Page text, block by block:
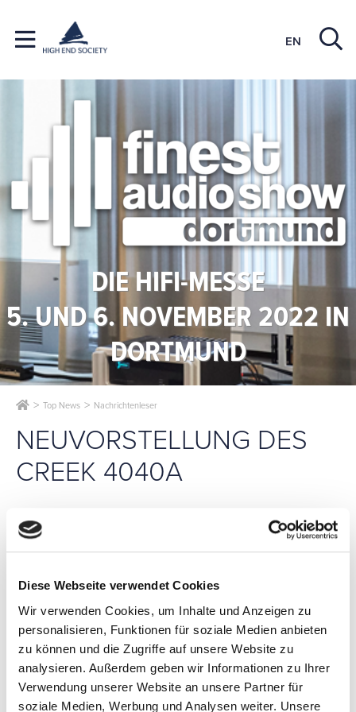
Diese Webseite verwendet Cookies
Wir verwenden Cookies, um Inhalte und Anzeigen zu
personalisieren, Funktionen für soziale Medien anbieten
zu können und die Zugriffe auf unsere Website zu
analysieren. Außerdem geben wir Informationen zu Ihrer
Verwendung unserer Website an unsere Partner für
soziale Medien, Werbung und Analysen weiter. Unsere
EN
DIE HIFI-MESSE
5. UND 6. NOVEMBER 2022 IN
DORTMUND
Top News Nachrichtenleser
NEUVORSTELLUNG DES
CREEK 4040A
attraktiven Preis. Der Creek 4040A ist eine Reminiszenz auf
den CAS 4040 Verstärker – dem ersten Produkt von Michael
Creek, mit dem seine Karriere als innovativer Audio-Elektronik
Entwickler begann. Wie bei dem CAS 4040 sind die
klanglichen Qualitäten des Creek 4040A weitaus größer als es
die geringen Abmessungen (215mm x 60mm x 250mm -
BxHxT ) vermuten lassen.
Simples und intelligentes Schaltungslayout sowie modernste